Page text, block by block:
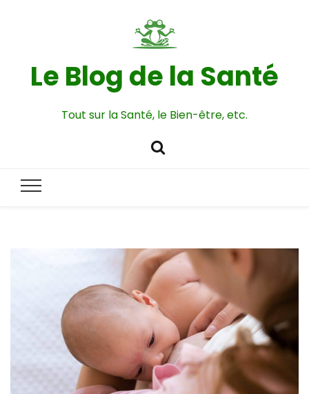
Le Blog de la Santé
Tout sur la Santé, le Bien-être, etc.